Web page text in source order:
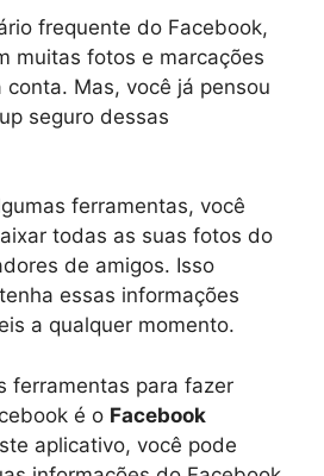
frequente do Facebook,
muitas fotos e marcações
conta. Mas, você já pensou
seguro dessas
ferramentas, você
todas as suas fotos do
de amigos. Isso
essas informações
a qualquer momento.
ferramentas para fazer
é o Facebook
aplicativo, você pode